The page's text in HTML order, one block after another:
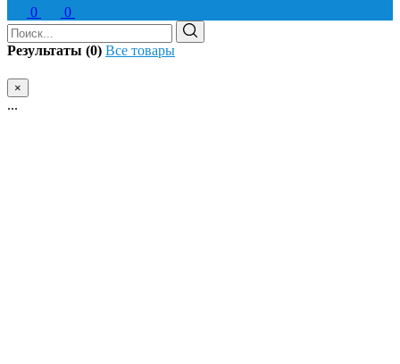
0 0
Результаты (0) Все товары
×
...